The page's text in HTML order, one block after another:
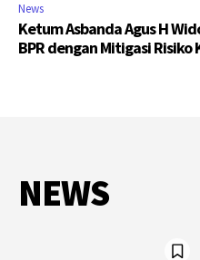
News
Ketum Asbanda Agus H
BPR dengan Mitigasi Risiko
NEWS